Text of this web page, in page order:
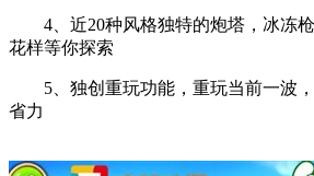
4、近20种风格独特的炮塔，冰冻枪
花样等你探索
5、独创重玩功能，重玩当前一波，
省力